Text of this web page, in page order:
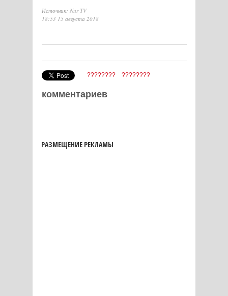
Источник: Nur TV
18:53 15 августа 2018
???????? ????????
комментариев
РАЗМЕЩЕНИЕ РЕКЛАМЫ